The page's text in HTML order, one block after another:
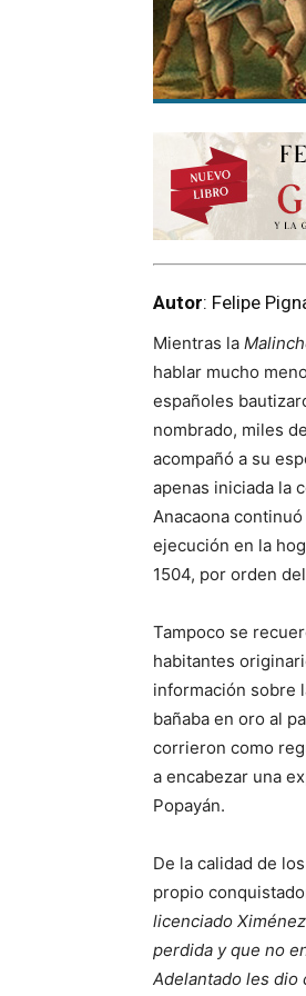
Autor: Felipe
Mientras la
hablar mucho
españoles
nombrado, miles
acompañó a su
apenas iniciada la
Anacaona
ejecución en la
1504, por orden
Tampoco se
habitantes
información sobre
bañaba en oro al
corrieron como
a encabezar una
Popayán.
De la calidad de
propio
licenciado
perdida y que no
Adelantado les dio